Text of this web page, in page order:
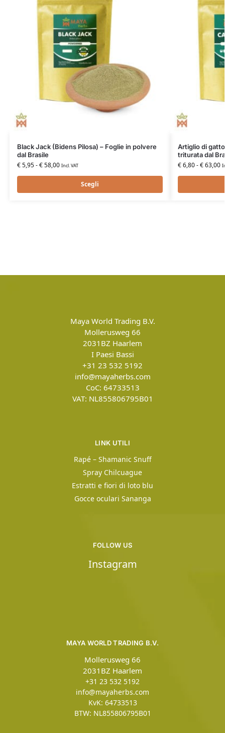
Black Jack (Bidens Pilosa) – Foglie in polvere
dal Brasile
€5,95-€58,00 Incl. VAT
Scegli
Artiglio di
triturata dal
€6,80-€63,00
Maya World Trading B.V.
Mollerusweg 66
2031BZ Haarlem
I Paesi Bassi
+31 23 532 5192
info@mayaherbs.com
CoC: 64733513
VAT: NL855806795B01
LINK UTILI
Rapé – Shamanic Snuff
Spray Chilcuague
Estratti e fiori di loto blu
Gocce oculari Sananga
MAYA WORLD TRADING B.V.
Mollerusweg 66
2031BZ Haarlem
+31 23 532 5192
info@mayaherbs.com
KvK: 64733513
BTW: NL855806795B01
FOLLOW US
Instagram